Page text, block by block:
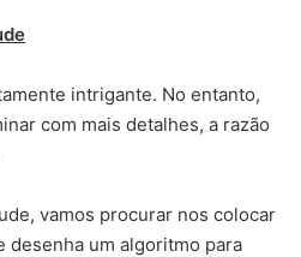
intrigante. No entanto,
com mais detalhes, a razão
vamos procurar nos colocar
desenha um algoritmo para